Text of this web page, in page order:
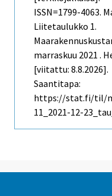
ISSN=1799-4063.
Liitetaulukko 1.
marraskuu 2021 .
[viitattu: 8.8.2026].
Saantitapa:
https://stat.fi/til/
11_2021-12-